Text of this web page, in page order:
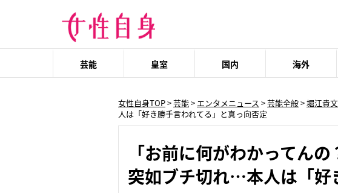
芸能 皇室 国内 海外
女性自身TOP>芸能> エンタメニュース >芸能全般>堀江貴文
人は「好き勝手言われてる」と真っ向否定
「お前に何がわかってん
突如ブチ切れ…本人は「好